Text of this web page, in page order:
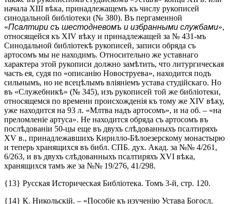
начала XIII вѣка, принадлежащемъ къ числу рукописей
синодальной библіотеки (№ 380). Въ пергаменной
«Псалтири съ шестодневомъ и избранными службами»,
относящейся къ XIV вѣку и принадлежащей за № 431-мъ
Синодальной библіотекѣ рукописей, записи обряда съ
артосомъ мы не находимъ. Относительно же уставнаго
характера этой рукописи должно замѣтить, что литургическая
часть ея, судя по «описанію Новоструева», находится подъ
сильнымъ, но не всецѣлымъ вліяніемъ устава студійскаго. Но
въ «Служебникѣ» (№ 345), изъ рукописей той же библіотеки,
относящемся по времени происхожденія къ тому же XIV вѣку,
уже находится на 93 л. «Млтва надъ артосомъ», и на об. – «на
преломленіе артуса». Не находится обряда съ артосомъ въ
послѣдованіи 50-цы еще въ двухъ слѣдованныхъ псалтиряхъ
XV в., принадлежавшихъ Кирилло-Бѣлоезерскому монастырю
и теперь хранящихся въ библ. СПБ. дух. Акад. за №№ 4/261,
6/263, и въ двухъ слѣдованныхъ псалтиряхъ XVI вѣка,
хранящихся тамъ же за №№ 19/276, 41/298.
{13} Русская Историческая Библіотека. Томъ 3-й, стр. 120.
{14} К. Никольскій. – «Пособіе къ изученію Устава Богосл.